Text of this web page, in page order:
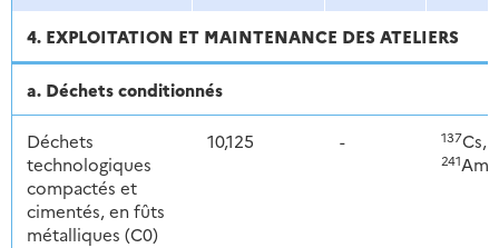
4. EXPLOITATION ET MAINTENANCE DES ATELIERS
a. Déchets conditionnés
Déchets
technologiques
compactés et
cimentés, en fûts
métalliques (C0)
10,125 - 137Cs,
241Am